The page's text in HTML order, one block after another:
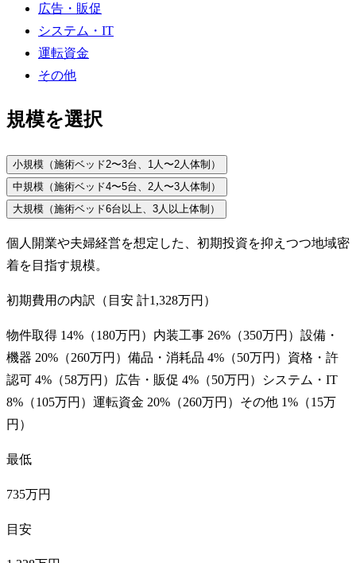
広告・販促
システム・IT
運転資金
その他
規模を選択
小規模（施術ベッド2〜3台、1人〜2人体制）
中規模（施術ベッド4〜5台、2人〜3人体制）
大規模（施術ベッド6台以上、3人以上体制）
個人開業や夫婦経営を想定した、初期投資を抑えつつ地域密
着を目指す規模。
初期費用の内訳（目安 計1,328万円 ）
物件取得 14%（180万円 ） 内装工事 26%（350万円 ） 設備・
機器 20%（260万円 ） 備品・消耗品 4%（50万円 ） 資格・許
認可 4%（58万円 ） 広告・販促 4%（50万円 ）
システム・IT
8%（105万円 ） 運転資金 20%（260万円 ） その他 1%（15万
円 ）
最低
735万円
目安